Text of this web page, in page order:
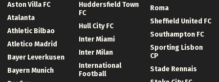
Aston Villa FC
Atalanta
Athletic Bilbao
Atletico Madrid
Bayer Leverkusen
Bayern Munich
Huddersfield Town
FC
Hull City FC
Inter Miami
Inter Milan
International
Football
Roma
Sheffield United FC
Southampton FC
Sporting Lisbon
CP
Stade Rennais